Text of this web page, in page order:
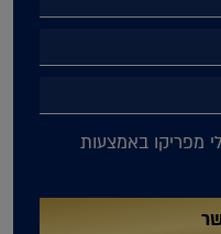
מפריקו באמצעות